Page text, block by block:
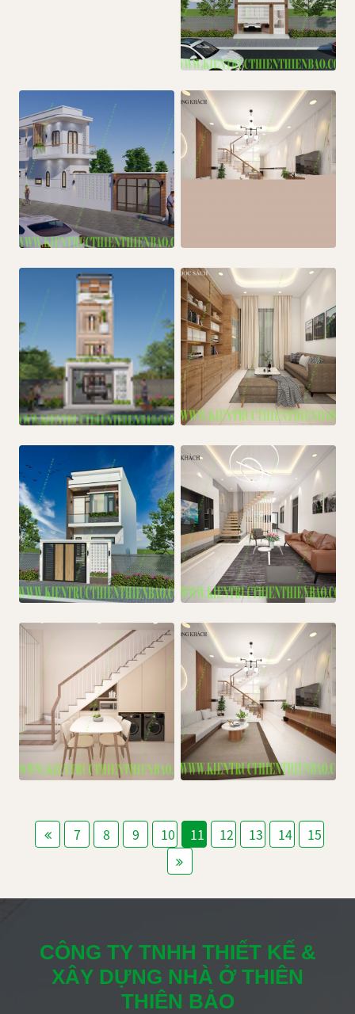
7 8 9 10 11 12 13 14 15
CÔNG TY TNHH THIẾT KẾ &
XÂY DỰNG NHÀ Ở THIÊN
THIÊN BẢO